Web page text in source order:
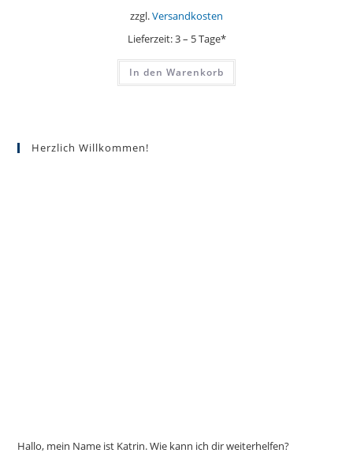
zzgl.Versandkosten
Lieferzeit:3 – 5 Tage*
In den Warenkorb
Herzlich Willkommen!
Hallo, mein Name ist Katrin. Wie kann ich dir weiterhelfen?